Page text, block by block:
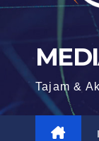
Tajam &